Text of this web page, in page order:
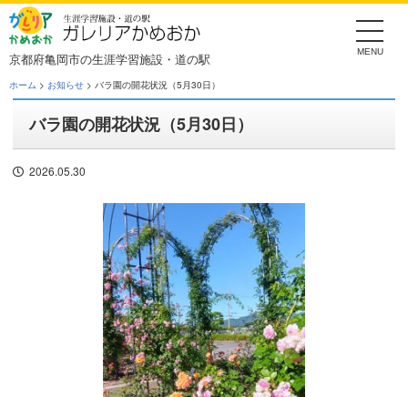
Skip
to
the
content
京都府亀岡市の生涯学習施設・道の駅
ホーム > お知らせ > バラ園の開花状況（5月30日）
バラ園の開花状況（5月30日）
2026.05.30